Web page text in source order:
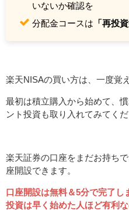
いないか確認を
分配金コースは 「再投資
楽天NISAの買い方は、一度覚
最初は積立購入から始めて、
ント投資も取り入れてみてくだ
楽天証券の口座をまだお持ち
座開設できます。
口座開設は無料＆5分で完了し
投資は早く始めた人ほど有利